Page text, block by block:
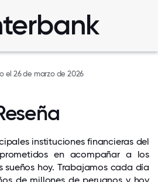
el 26 de marzo de 2026
instituciones financieras del
en acompañar a los
sueños hoy. Trabajamos cada día